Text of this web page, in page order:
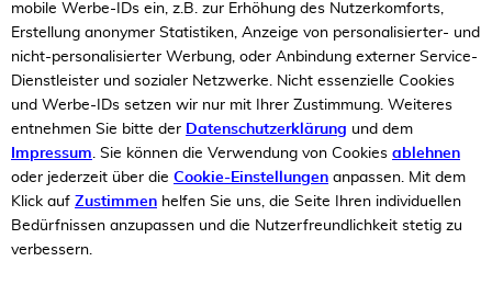
mobile Werbe-IDs ein, z.B. zur Erhöhung des Nutzerkomforts,
Erstellung anonymer Statistiken, Anzeige von personalisierter- und
nicht-personalisierter Werbung, oder Anbindung externer Service-
Dienstleister und sozialer Netzwerke. Nicht essenzielle Cookies
und Werbe-IDs setzen wir nur mit Ihrer Zustimmung. Weiteres
entnehmen Sie bitte der Datenschutzerklärung und dem
Impressum. Sie können die Verwendung von Cookies ablehnen
oder jederzeit über die Cookie-Einstellungen anpassen. Mit dem
Klick auf Zustimmen helfen Sie uns, die Seite Ihren individuellen
Bedürfnissen anzupassen und die Nutzerfreundlichkeit stetig zu
verbessern.